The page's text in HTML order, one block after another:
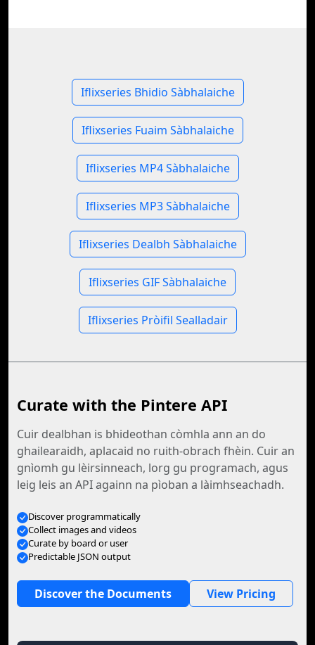
Iflixseries Bhidio Sàbhalaiche
Iflixseries Fuaim Sàbhalaiche
Iflixseries MP4 Sàbhalaiche
Iflixseries MP3 Sàbhalaiche
Iflixseries Dealbh Sàbhalaiche
Iflixseries GIF Sàbhalaiche
Iflixseries Pròifil Sealladair
Curate with the Pintere API
Cuir dealbhan is bhideothan còmhla ann an do
ghailearaidh, aplacaid no ruith-obrach fhèin. Cuir an
gnìomh gu lèirsinneach, lorg gu programach, agus
leig leis an API againn na pìoban a làimhseachadh.
Discover programmatically
Collect images and videos
Curate by board or user
Predictable JSON output
Discover the Documents View Pricing